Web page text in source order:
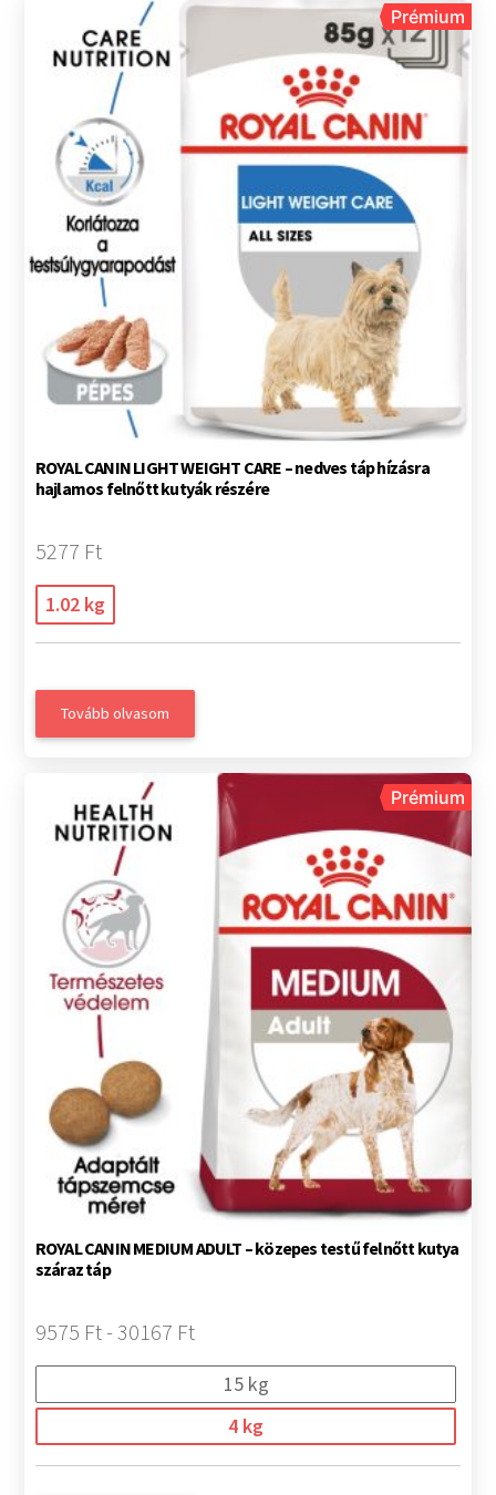
Prémium
ROYAL CANIN LIGHT WEIGHT CARE – nedves táp hízásra
hajlamos felnőtt kutyák részére
5277 Ft
1.02 kg
Tovább olvasom
Prémium
ROYAL CANIN MEDIUM ADULT – közepes testű felnőtt kutya
száraz táp
9575 Ft - 30167 Ft
15 kg
4 kg